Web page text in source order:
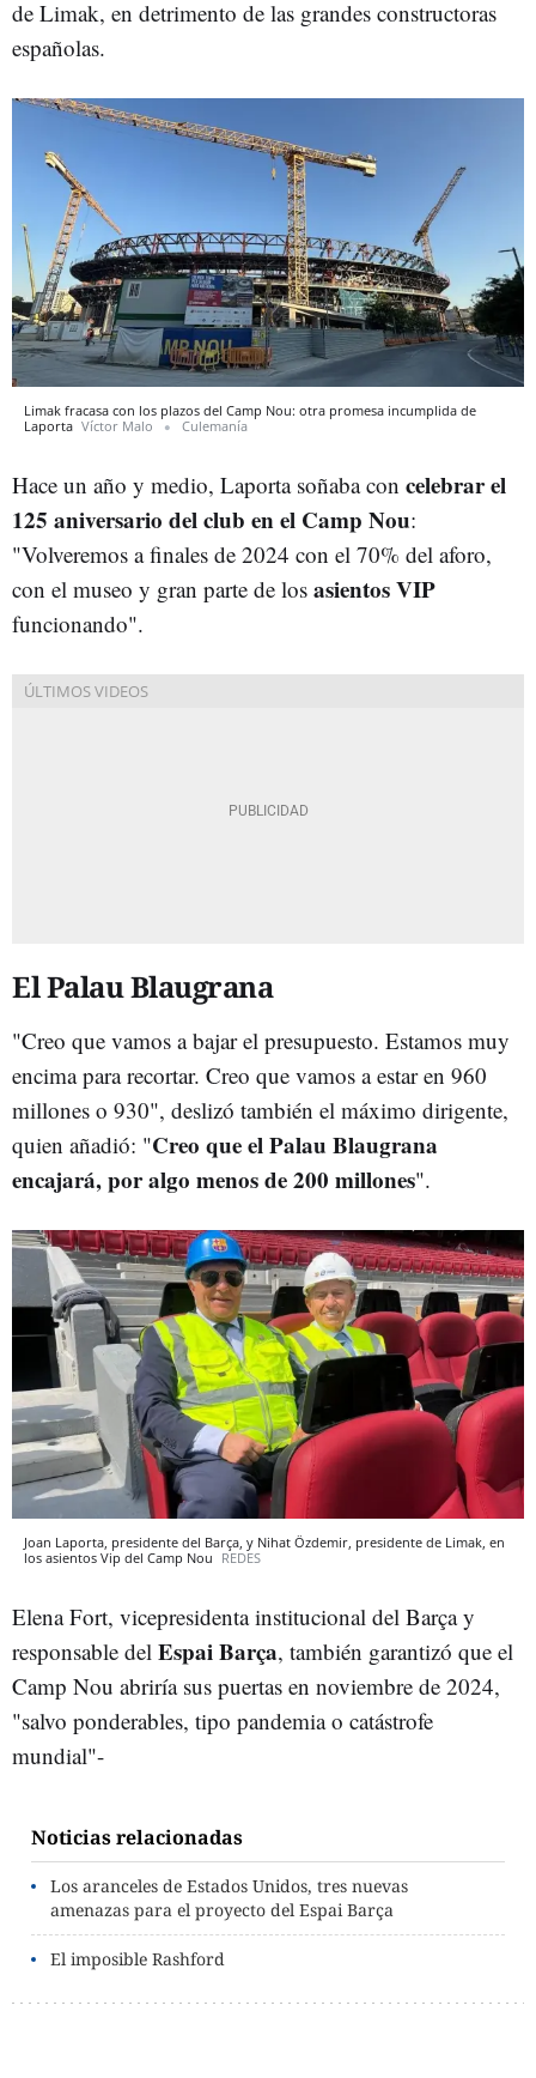
de Limak, en detrimento de las grandes constructoras
españolas.
Limak fracasa con los plazos del Camp Nou: otra promesa incumplida de
Laporta Víctor Malo Culemanía
Hace un año y medio, Laporta soñaba con celebrar el
125 aniversario del club en el Camp Nou:
"Volveremos a finales de 2024 con el 70% del aforo,
con el museo y gran parte de los asientos VIP
funcionando".
El Palau Blaugrana
"Creo que vamos a bajar el presupuesto. Estamos muy
encima para recortar. Creo que vamos a estar en 960
millones o 930", deslizó también el máximo dirigente,
quien añadió: "Creo que el Palau Blaugrana
encajará, por algo menos de 200 millones".
Joan Laporta, presidente del Barça, y Nihat Özdemir, presidente de Limak, en
los asientos Vip del Camp Nou REDES
Elena Fort, vicepresidenta institucional del Barça y
responsable del Espai Barça, también garantizó que el
Camp Nou abriría sus puertas en noviembre de 2024,
"salvo ponderables, tipo pandemia o catástrofe
mundial"-
Noticias relacionadas
Los aranceles de Estados Unidos, tres nuevas
amenazas para el proyecto del Espai Barça
El imposible Rashford